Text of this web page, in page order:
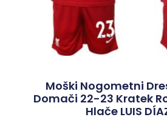
Moški Nogometni
Domači 22-23 Kratek
Hlače LUIS